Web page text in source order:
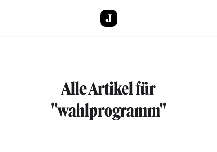
Alle Artikel für
"wahlprogramm"